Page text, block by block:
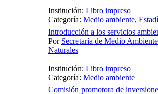
Institución: Libro impreso
Categoría: Medio ambiente,
Introducción a los servicios
Por Secretaría de Medio
Naturales
Institución: Libro impreso
Categoría: Medio ambiente
Comisión promotora de